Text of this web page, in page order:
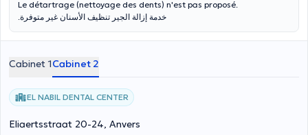
Le détartrage (nettoyage des dents) n'est pas proposé.
.خدمة إزالة الجير تنظيف الأسنان غير متوفرة
Cabinet 1Cabinet 2
EL NABIL DENTAL CENTER
Eliaertsstraat 20-24, Anvers